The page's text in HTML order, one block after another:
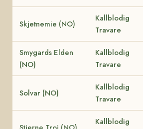
Skjetnemie (NO)
Kallblodig
Travare
Smygards Elden
(NO)
Kallblodig
Travare
Solvar (NO)
Kallblodig
Travare
Kallblodig